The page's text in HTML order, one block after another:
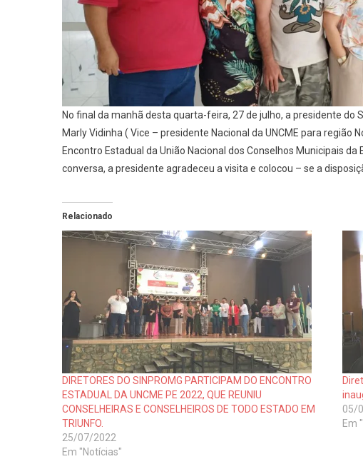
NORDESTE
E
PRESIDENTE
DO
CCE-
AL.
No final da manhã desta quarta-feira, 27 de julho, a presidente do
Marly Vidinha ( Vice – presidente Nacional da UNCME para
Encontro Estadual da União Nacional dos Conselhos Municipais
conversa, a presidente agradeceu a visita e colocou – se a
Relacionado
DIRETORES DO SINPROMG PARTICIPAM DO ENCONTRO
ESTADUAL DA UNCME PE 2022, QUE REUNIU
CONSELHEIRAS E CONSELHEIROS DE TODO ESTADO EM
TRIUNFO.
25/07/2022
Em "Notícias"
05/
Em